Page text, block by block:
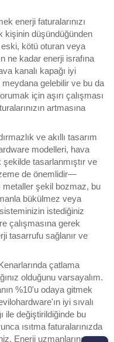
enerji faturalarınızı
kişinin düşündüğünden
kötü oturan veya
ne kadar enerji israfına
kanalı kapağı iyi
meydana gelebilir ve bu da
için aşırı çalışması
artmasına
ve akıllı tasarım
modelleri, hava
şekilde tasarlanmıştır ve
de önemlidir—
metaller şekil bozmaz, bu
bükülmez veya
istediğiniz
çalışmasına gerek
tasarrufu sağlanır ve
çatlama
olduğunu varsayalım.
%10'u odaya gitmek
iyi sıvalı
ile değiştirildiğinde bu
ısıtma faturalarınızda
Enerji uzmanlarının